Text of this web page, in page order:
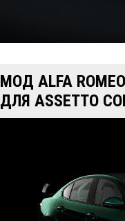
МОД ALFA
ДЛЯ ASSETTO